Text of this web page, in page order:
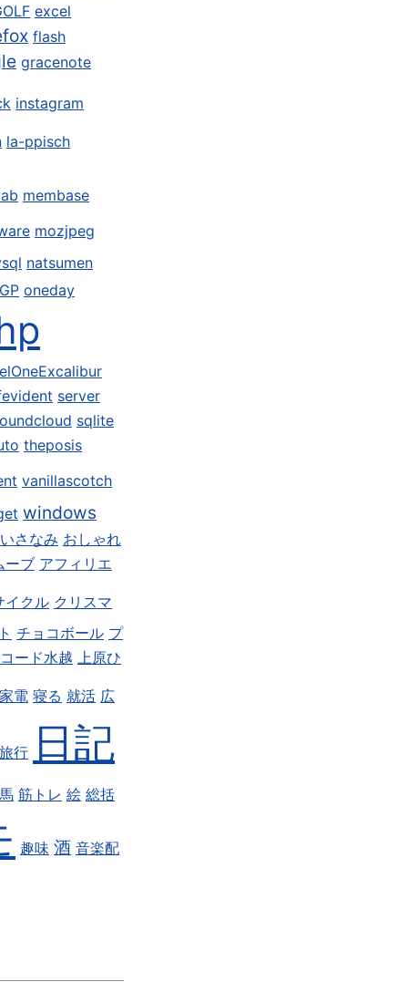
excel
flash
gracenote
instagram
la-ppisch
membase
mozjpeg
natsumen
oneday
server
sqlite
theposis
vanillascotch
windows
いさなみ おしゃれ
ーブ アフィリエ
イクル クリスマ
チョコボール プ
ード水越 上原ひ
家電 寝る 就活 広
旅行 日記
筋トレ 絵 総括
趣味 酒 音楽配